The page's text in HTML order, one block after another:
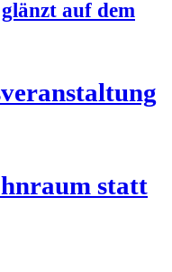
auf dem
statt